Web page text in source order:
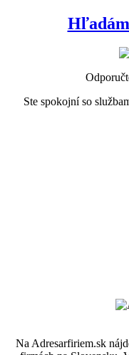
Ste spokojní so
Na Adresarfiriem.sk